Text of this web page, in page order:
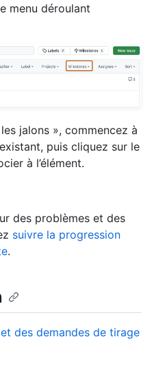
menu déroulant
jalons », commencez à
puis cliquez sur le
à l’élément.
des problèmes et des
suivre la progression
.
des demandes de tirage